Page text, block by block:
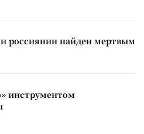
россиянин найден мертвым
инструментом